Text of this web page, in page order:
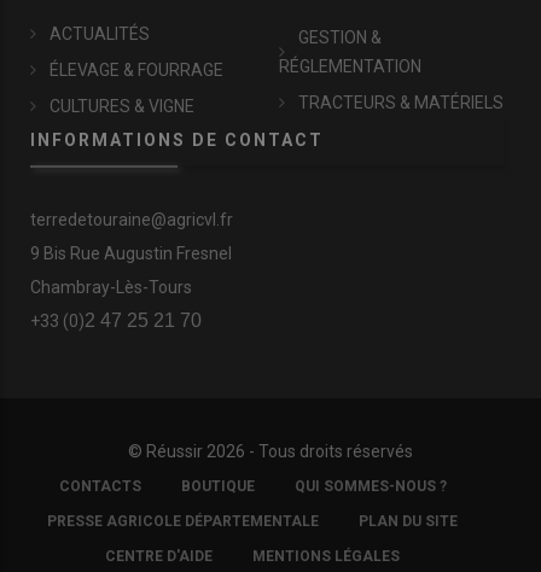
ACTUALITÉS
ÉLEVAGE & FOURRAGE
CULTURES & VIGNE
GESTION &
RÉGLEMENTATION
TRACTEURS & MATÉRIELS
INFORMATIONS DE CONTACT
terredetouraine@agricvl.fr
9 Bis Rue Augustin Fresnel
Chambray-Lès-Tours
+33 (0)2 47 25 21 70
© Réussir 2026 - Tous droits réservés
FOOTER
COPYRIGHT
CONTACTS BOUTIQUE QUI SOMMES-NOUS ?
PRESSE AGRICOLE DÉPARTEMENTALE PLAN DU SITE
CENTRE D'AIDE MENTIONS LÉGALES